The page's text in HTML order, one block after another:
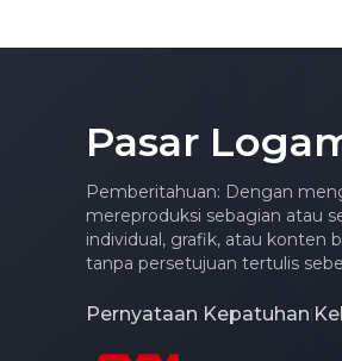
Pasar
Pemberitahuan: Dengan
mereproduksi sebagian atau
individual, grafik, atau konten
tanpa persetujuan tertulis
Pernyataan Kepatuhan|